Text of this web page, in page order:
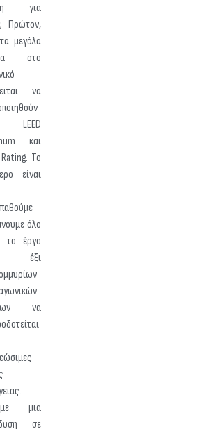
για
Πρώτον,
μεγάλα
στο
να
και
Το
είναι
όλο
το έργο
έξι
να
μια
σε